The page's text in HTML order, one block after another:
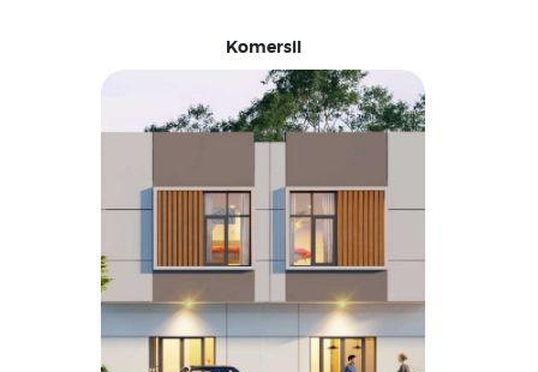
Komersil